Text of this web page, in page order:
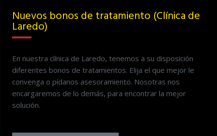
Nuevos bonos de tratamiento (Clínica de
Laredo)
En nuestra clínica de Laredo, tenemos a su disposición
diferentes bonos de tratamientos. Elija el que mejor le
convenga o pídanos asesoramiento. Nosotras nos
encargaremos de lo demás, para encontrar la mejor
solución.